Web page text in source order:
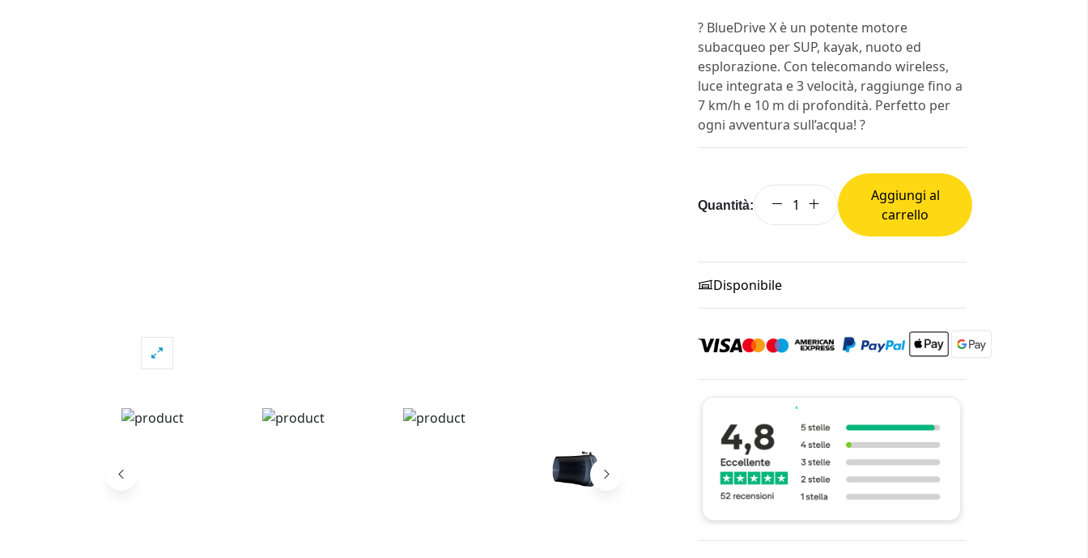
? BlueDrive X è un potente motore
subacqueo per SUP, kayak, nuoto ed
esplorazione. Con telecomando wireless,
luce integrata e 3 velocità, raggiunge fino a
7 km/h e 10 m di profondità. Perfetto per
ogni avventura sull’acqua! ?
Quantità:
Aggiungi al
carrello
Disponibile